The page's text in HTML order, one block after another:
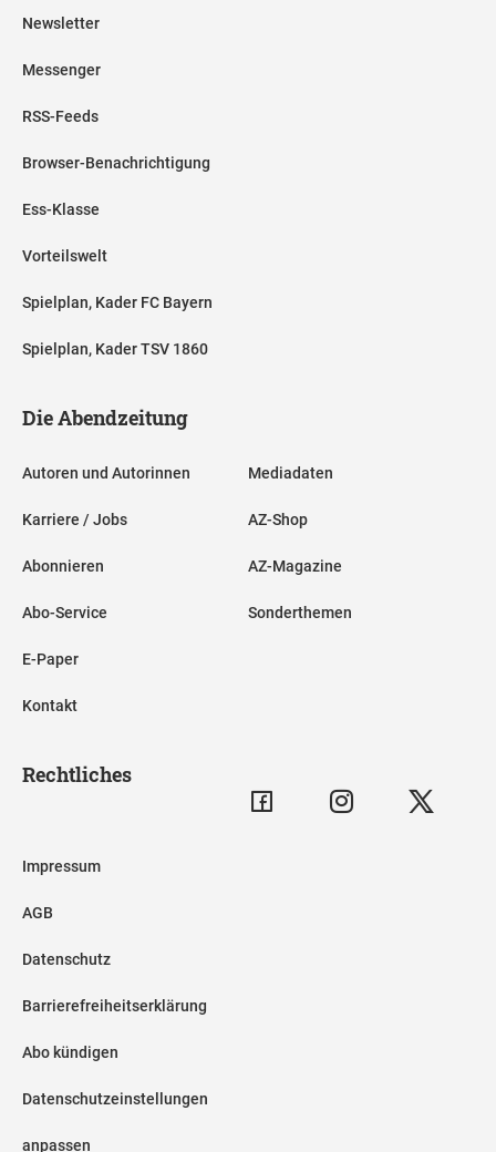
Newsletter
Messenger
RSS-Feeds
Browser-Benachrichtigung
Ess-Klasse
Vorteilswelt
Spielplan, Kader FC Bayern
Spielplan, Kader TSV 1860
Die Abendzeitung
Autoren und Autorinnen
Karriere / Jobs
Abonnieren
Abo-Service
E-Paper
Kontakt
Mediadaten
AZ-Shop
AZ-Magazine
Sonderthemen
Rechtliches
Impressum
AGB
Datenschutz
Barrierefreiheitserklärung
Abo kündigen
Datenschutzeinstellungen
anpassen